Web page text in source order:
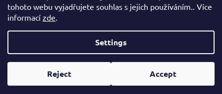
tohoto webu vyjadřujete souhlas s jejich používáním.. Více
informací zde.
Settings
Reject Accept
L
i
s
n
4items total
Created by Shoptet
Copyright 2026
eshop Hynek Medřický. All rights
reserved.